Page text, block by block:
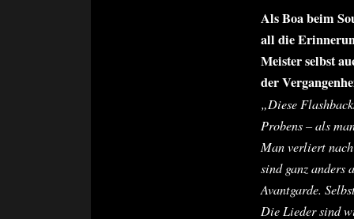
Als Boa beim
all die
Meister selbst
der
„Diese
Probens – als
Man verliert nach
sind ganz anders
Avantgarde.
Die Lieder sind